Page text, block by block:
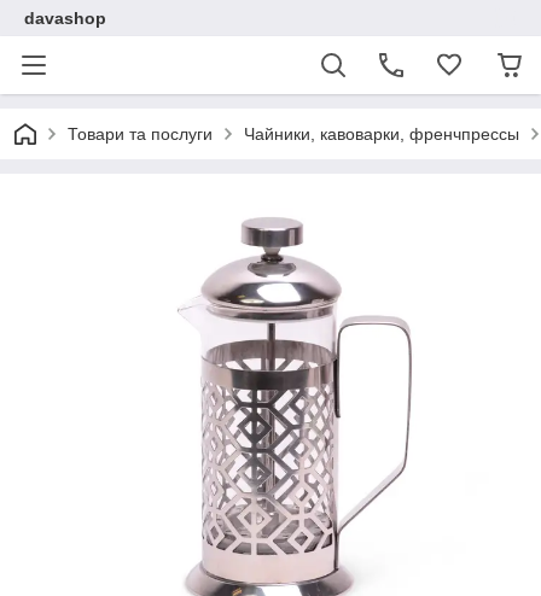
davashop
Товари та послуги Чайники, кавоварки, френчпрессы